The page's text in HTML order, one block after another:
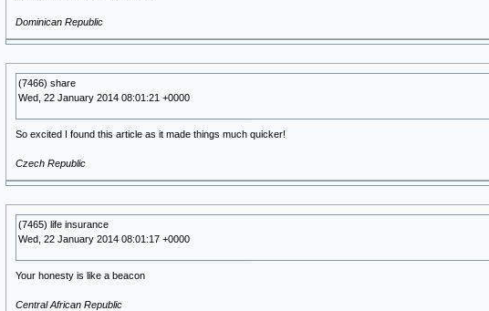
Dominican Republic
(7466) share
Wed, 22 January 2014 08:01:21 +0000
So excited I found this article as it made things much quicker!
Czech Republic
(7465) life insurance
Wed, 22 January 2014 08:01:17 +0000
Your honesty is like a beacon
Central African Republic